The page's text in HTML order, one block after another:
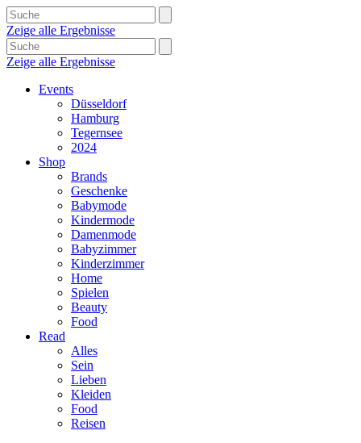
Zeige alle Ergebnisse
Zeige alle Ergebnisse
Events
Düsseldorf
Hamburg
Tegernsee
2024
Shop
Brands
Geschenke
Babymode
Kindermode
Damenmode
Babyzimmer
Kinderzimmer
Home
Spielen
Beauty
Food
Read
Alles
Sein
Lieben
Kleiden
Food
Reisen